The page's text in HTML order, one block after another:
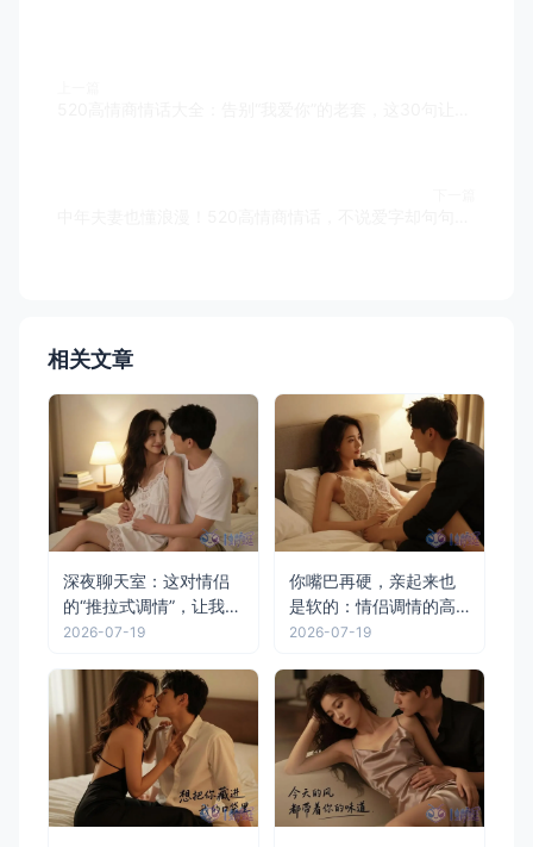
相关文章
深夜聊天室：这对情侣
的“推拉式调情”，让我看
了一遍又一遍
2026-07-19
你嘴巴再硬，亲起来也
是软的：情侣调情的高
级玩法，全在这段对话
2026-07-19